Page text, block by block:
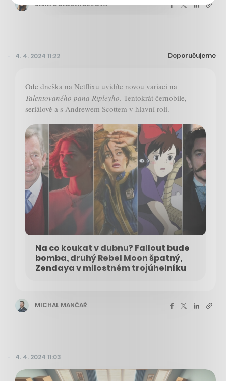
SÁRA GOLDBERGEROVÁ
4. 4. 2024 11:22 Doporučujeme
Ode dneška na Netflixu uvidíte novou variaci na
Talentovaného pana Ripleyho. Tentokrát černobíle,
seriálově a s Andrewem Scottem v hlavní roli.
Na co koukat v dubnu? Fallout bude
bomba, druhý Rebel Moon špatný,
Zendaya v milostném trojúhelníku
MICHAL MANČAŘ
4. 4. 2024 11:03